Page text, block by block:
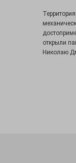
открыли
Николаю